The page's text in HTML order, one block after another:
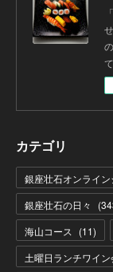
カテゴリ
銀座壮石オンライ
銀座壮石の日々
(
海山コース
(11)
土曜日ランチワイン